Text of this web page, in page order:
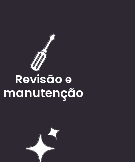
Revisão e
manutenção